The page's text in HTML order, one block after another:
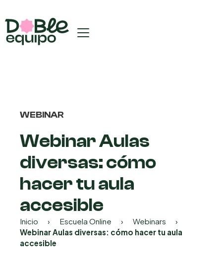
WEBINAR
Webinar Aulas
diversas: cómo
hacer tu aula
accesible
Inicio › Escuela Online › Webinars
›
Webinar Aulas diversas: cómo hacer tu aula
accesible